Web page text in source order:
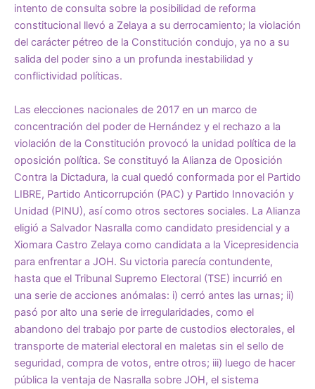
intento de consulta sobre la posibilidad de reforma
constitucional llevó a Zelaya a su derrocamiento; la violación
del carácter pétreo de la Constitución condujo, ya no a su
salida del poder sino a un profunda inestabilidad y
conflictividad políticas.
Las elecciones nacionales de 2017 en un marco de
concentración del poder de Hernández y el rechazo a la
violación de la Constitución provocó la unidad política de la
oposición política. Se constituyó la Alianza de Oposición
Contra la Dictadura, la cual quedó conformada por el Partido
LIBRE, Partido Anticorrupción (PAC) y Partido Innovación y
Unidad (PINU), así como otros sectores sociales. La Alianza
eligió a Salvador Nasralla como candidato presidencial y a
Xiomara Castro Zelaya como candidata a la Vicepresidencia
para enfrentar a JOH. Su victoria parecía contundente,
hasta que el Tribunal Supremo Electoral (TSE) incurrió en
una serie de acciones anómalas: i) cerró antes las urnas; ii)
pasó por alto una serie de irregularidades, como el
abandono del trabajo por parte de custodios electorales, el
transporte de material electoral en maletas sin el sello de
seguridad, compra de votos, entre otros; iii) luego de hacer
pública la ventaja de Nasralla sobre JOH, el sistema